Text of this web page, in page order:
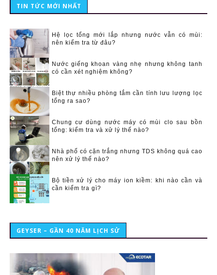
TIN TỨC MỚI NHẤT
Hệ lọc tổng mới lắp nhưng nước vẫn có mùi:
nên kiểm tra từ đâu?
Nước giếng khoan vàng nhẹ nhưng không tanh
có cần xét nghiệm không?
Biệt thự nhiều phòng tắm cần tính lưu lượng lọc
tổng ra sao?
Chung cư dùng nước máy có mùi clo sau bồn
tổng: kiểm tra và xử lý thế nào?
Nhà phố có cặn trắng nhưng TDS không quá cao
nên xử lý thế nào?
Bộ tiền xử lý cho máy ion kiềm: khi nào cần và
cần kiểm tra gì?
GEYSER – GẦN 40 NĂM LỊCH SỬ